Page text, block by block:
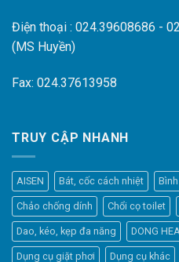
Điện thoại : 024.39608686 -
(MS Huyền)
Fax: 024.37613958
TRUY CẬP NHANH
AISEN Bát, cốc cách nhiệt
Chảo chống dính Chổi cọ toilet
Dao, kéo, kẹp đa năng DONG
Dụng cụ giặt phơi Dụng cụ khác